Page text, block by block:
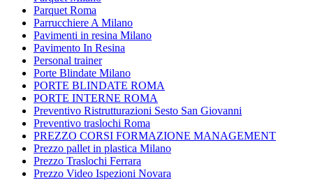
Parquet Roma
Parrucchiere A Milano
Pavimenti in resina Milano
Pavimento In Resina
Personal trainer
Porte Blindate Milano
PORTE BLINDATE ROMA
PORTE INTERNE ROMA
Preventivo Ristrutturazioni Sesto San Giovanni
Preventivo traslochi Roma
PREZZO CORSI FORMAZIONE MANAGEMENT
Prezzo pallet in plastica Milano
Prezzo Traslochi Ferrara
Prezzo Video Ispezioni Novara